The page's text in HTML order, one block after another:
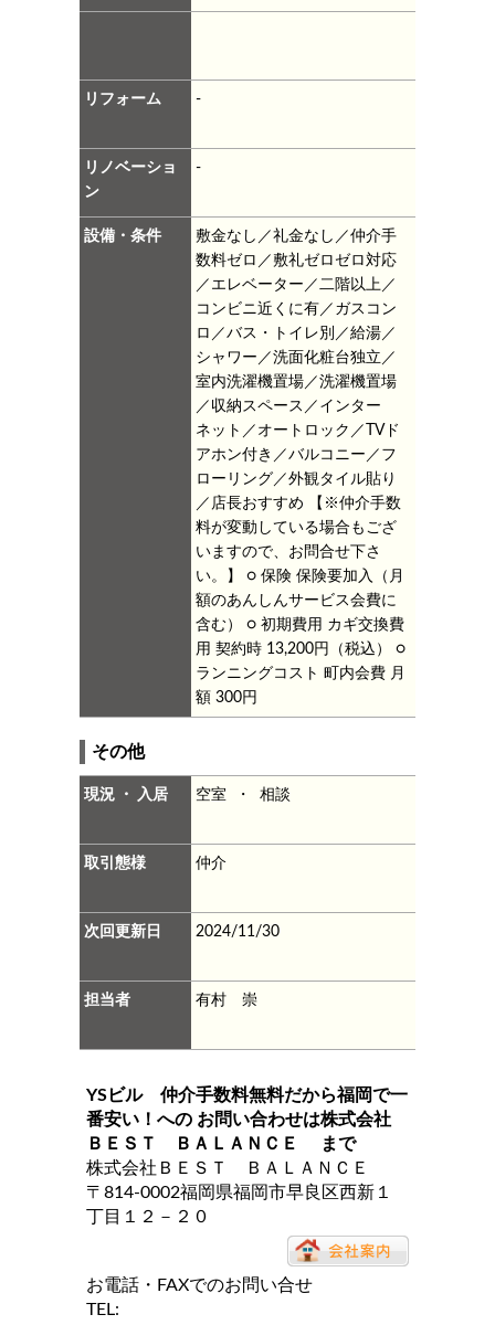
リフォーム -
リノベーショ
ン
-
設備・条件
敷金なし／礼金なし／仲介手
数料ゼロ／敷礼ゼロゼロ対応
／エレベーター／二階以上／
コンビニ近くに有／ガスコン
ロ／バス・トイレ別／給湯／
シャワー／洗面化粧台独立／
室内洗濯機置場／洗濯機置場
／収納スペース／インター
ネット／オートロック／TVド
アホン付き／バルコニー／フ
ローリング／外観タイル貼り
／店長おすすめ
【※仲介手数
料が変動している場合もござ
いますので、お問合せ下さ
い。】
○ 保険 保険要加入（月
額のあんしんサービス会費に
含む）
○ 初期費用 カギ交換費
用 契約時 13,200円（税込）
○
ランニングコスト 町内会費 月
額 300円
その他
現況 ・ 入居 空室 ・ 相談
取引態様 仲介
次回更新日 2024/11/30
担当者 有村 崇
YSビル 仲介手数料無料だから福岡で一
番安い！
への お問い合わせは株式会社
ＢＥＳＴ ＢＡＬＡＮＣＥ
まで
株式会社ＢＥＳＴ ＢＡＬＡＮＣＥ
〒814-0002福岡県福岡市早良区西新１
丁目１２－２０
お電話・FAXでのお問い合せ
TEL: